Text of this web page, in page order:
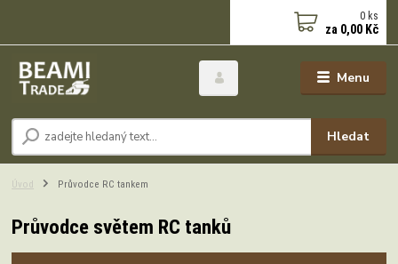
Menu
Hledat
0 ks
za 0,00 Kč
Úvod Průvodce RC tankem
Průvodce světem RC tanků